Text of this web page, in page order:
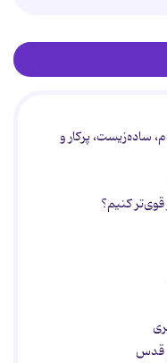
ساده‌زیست، پرکار و
قدس